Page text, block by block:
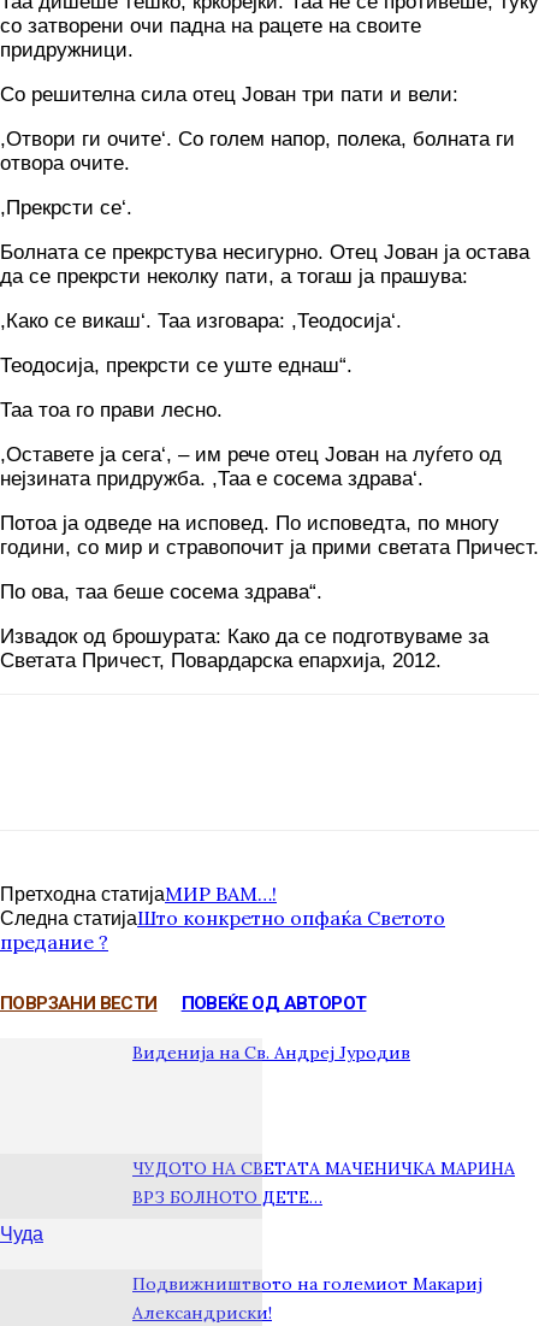
со затворени очи падна на рацете на своите
придружници.
Со решителна сила отец Јован три пати и вели:
,Отвори ги очите‘. Со голем напор, полека, болната ги
отвора очите.
,Прекрсти се‘.
Болната се прекрстува несигурно. Отец Јован ја остава
да се прекрсти неколку пати, а тогаш ја прашува:
,Како се викаш‘. Таа изговара: ,Теодосија‘.
Теодосија, прекрсти се уште еднаш“.
Таа тоа го прави лесно.
,Оставете ја сега‘, – им рече отец Јован на луѓето од
нејзината придружба. ,Таа е сосема здрава‘.
Потоа ја одведе на исповед. По исповедта, по многу
години, со мир и стравопочит ја прими светата Причест.
По ова, таа беше сосема здрава“.
Извадок од брошурата: Како да се подготвуваме за
Светата Причест, Повардарска епархија, 2012.
Претходна статијаМИР ВАМ…!
Следна статијаШто конкретно опфаќа Светото
предание ?
ПОВРЗАНИ ВЕСТИ ПОВЕЌЕ ОД АВТОРОТ
Чуда
Виденија на Св. Андреј Јуродив
ЧУДОТО НА СВЕТАТА МАЧЕНИЧКА МАРИНА
ВРЗ БОЛНОТО ДЕТЕ…
Подвижништвото на големиот Макариј
Александриски!